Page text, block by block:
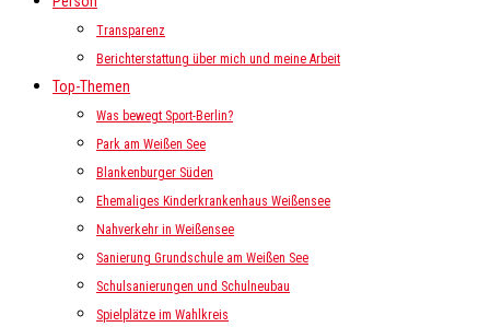
Transparenz
Berichterstattung über mich und meine Arbeit
Top-Themen
Was bewegt Sport-Berlin?
Park am Weißen See
Blankenburger Süden
Ehemaliges Kinderkrankenhaus Weißensee
Nahverkehr in Weißensee
Sanierung Grundschule am Weißen See
Schulsanierungen und Schulneubau
Spielplätze im Wahlkreis